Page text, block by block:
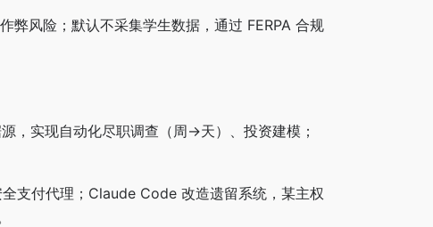
弊风险；默认不采集学生数据，通过 FERPA 合规
，实现自动化尽职调查（周→天）、投资建模；
支付代理；Claude Code 改造遗留系统，某主权